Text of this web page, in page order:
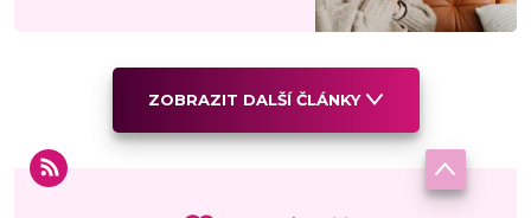
ZOBRAZIT DALŠÍ ČLÁNKY